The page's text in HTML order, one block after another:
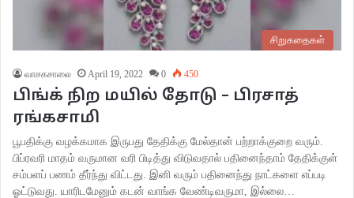
சிறுகதைகள்
வாசகசாலை April 19, 2022 0 450
பிங்க் நிற மயில் தோடு – பிரசாத்
ரங்கசாமி
பூபதிக்கு வழக்கமாக இருபது தேதிக்கு மேல்தான் பற்றாக்குறை வரும்.
பிப்ரவரி மாதம் வருமான வரி பிடித்து விடுவதால் பதினைந்தாம் தேதிக்குள்
சம்பளப் பணம் தீர்ந்து விட்டது. இனி வரும் பதினைந்து நாட்களை எப்படி
ஓட்டுவது. யாரிடமேனும் கடன் வாங்க வேண்டிவருமா, இல்லை…